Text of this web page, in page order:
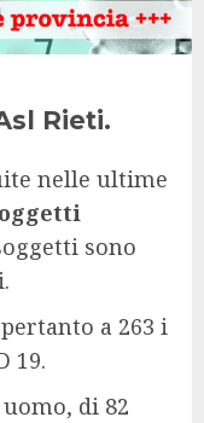
Rieti.
nelle ultime
sono
a 263 i
19.
di 82